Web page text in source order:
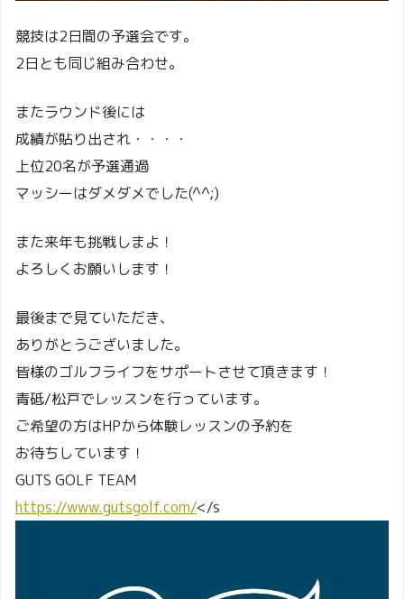
競技は2日間の予選会です。
2日とも同じ組み合わせ。
またラウンド後には
成績が貼り出され・・・・
上位20名が予選通過
マッシーはダメダメでした(^^;)
また来年も挑戦しまよ！
よろしくお願いします！
最後まで見ていただき、
ありがとうございました。
皆様のゴルフライフをサポートさせて頂きます！
青砥/松戸でレッスンを行っています。
ご希望の方はHPから体験レッスンの予約を
お待ちしています！
GUTS GOLF TEAM
https://www.gutsgolf.com/</s